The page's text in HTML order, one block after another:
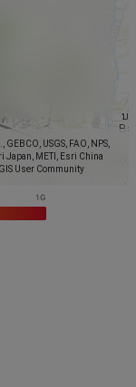
USGS, FAO, NPS,
Japan, METI, Esri China
User Community